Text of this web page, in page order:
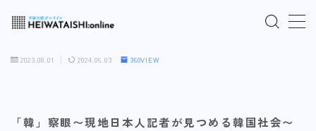
2023.08.01 2024.06.03 360VIEW
「韓」察眼〜現地日本人記者が見つめる韓国社会〜